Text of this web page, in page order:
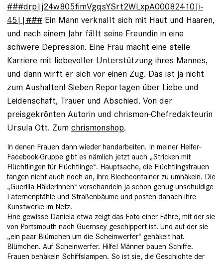
###drp|j24w805fimVgqsYSrt2WLxpA00082410|i-
45||### Ein Mann verknallt sich mit Haut und Haaren,
und nach einem Jahr fällt seine Freundin in eine
schwere Depression. Eine Frau macht eine steile
Karriere mit liebevoller Unterstützung ihres Mannes,
und dann wirft er sich vor einen Zug. Das ist ja nicht
zum Aushalten! Sieben Reportagen über Liebe und
Leidenschaft, Trauer und Abschied. Von der
preisgekrönten Autorin und chrismon-Chefredakteurin
Ursula Ott. Zum chrismonshop.
In denen Frauen dann wieder handarbeiten. In meiner Helfer-
Facebook-Gruppe gibt es nämlich jetzt auch „Stricken mit
Flüchtlingen für Flüchtlinge“. Hauptsache, die Flüchtlingsfrauen
fangen nicht auch noch an, ihre Blechcontainer zu ­umhäkeln. Die
„Guerilla-Häklerin­nen“ verschandeln ja schon genug unschuldige
Laternenpfähle und Straßenbäume und posten danach ihre
Kunstwerke im Netz.
Eine gewisse Daniela etwa zeigt das Foto ­einer Fähre, mit der sie
von Portsmouth nach Guernsey geschippert ist. Und auf der sie
„ein paar Blümchen um die Scheinwerfer“ ge­häkelt hat.
Blümchen. Auf Scheinwerfer. Hilfe! Männer bauen Schiffe.
Frauen be­häkeln Schiffslampen. So ist sie, die Geschichte der